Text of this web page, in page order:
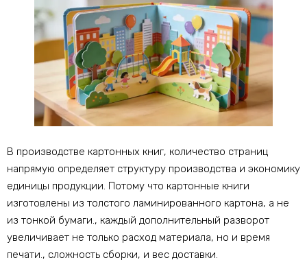
В производстве картонных книг, количество страниц
напрямую определяет структуру производства и экономику
единицы продукции. Потому что картонные книги
изготовлены из толстого ламинированного картона, а не
из тонкой бумаги., каждый дополнительный разворот
увеличивает не только расход материала, но и время
печати., сложность сборки, и вес доставки.